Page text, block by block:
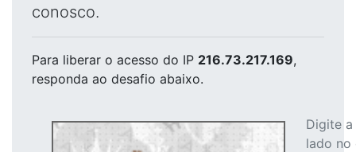
conosco.
Para liberar o acesso do IP 216.73.217.169,
responda ao desafio abaixo.
Digite
lado no